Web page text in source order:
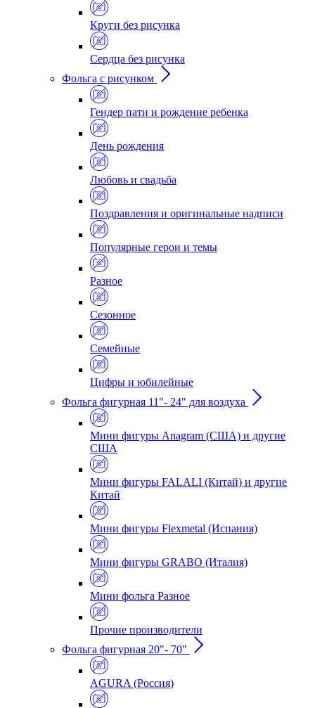
Круги без рисунка
Сердца без рисунка
Фольга с рисунком
Гендер пати и рождение ребенка
День рождения
Любовь и свадьба
Поздравления и оригинальные надписи
Популярные герои и темы
Разное
Сезонное
Семейные
Цифры и юбилейные
Фольга фигурная 11"- 24" для воздуха
Мини фигуры Anagram (США) и другие
США
Мини фигуры FALALI (Китай) и другие
Китай
Мини фигуры Flexmetal (Испания)
Мини фигуры GRABO (Италия)
Мини фольга Разное
Прочие производители
Фольга фигурная 20"- 70"
AGURA (Россия)